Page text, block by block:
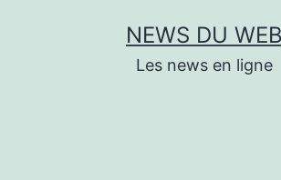
NEWS DU WEB
Les news en ligne